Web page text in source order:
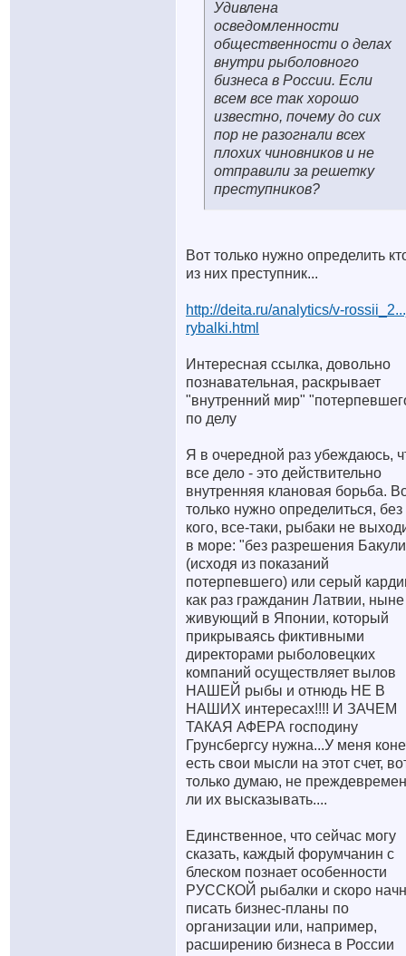
Удивлена
осведомленности
общественности о делах
внутри рыболовного
бизнеса в России. Если
всем все так хорошо
известно, почему до сих
пор не разогнали всех
плохих чиновников и не
отправили за решетку
преступников?
Вот только нужно определить
из них преступник...
http://deita.ru/analytics/v-
rybalki.html
Интересная ссылка, довольно
познавательная, раскрывает
"внутренний мир"
по делу
Я в очередной раз убеждаюсь,
все дело - это действительно
внутренняя клановая борьба.
только нужно определиться, без
кого, все-таки, рыбаки не
в море: "без разрешения
(исходя из показаний
потерпевшего) или серый
как раз гражданин Латвии, ныне
живующий в Японии, который
прикрываясь фиктивными
директорами рыболовецких
компаний осуществляет вылов
НАШЕЙ рыбы и отнюдь НЕ В
НАШИХ интересах!!!! И ЗАЧЕМ
ТАКАЯ АФЕРА господину
Грунсбергсу нужна...У меня
есть свои мысли на этот счет,
только думаю, не
ли их высказывать....
Единственное, что сейчас могу
сказать, каждый форумчанин с
блеском познает особенности
РУССКОЙ рыбалки и скоро
писать бизнес-планы по
организации или, например,
расширению бизнеса в России